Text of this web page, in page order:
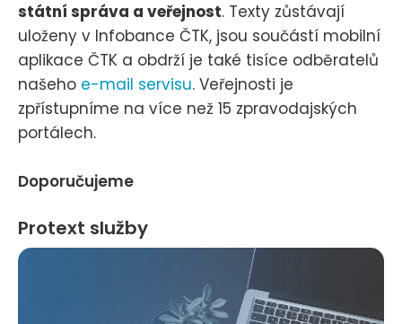
státní správa a veřejnost. Texty zůstávají
uloženy v Infobance ČTK, jsou součástí mobilní
aplikace ČTK a obdrží je také tisíce odběratelů
našeho e-mail servisu. Veřejnosti je
zpřístupníme na více než 15 zpravodajských
portálech.
Doporučujeme
Protext služby